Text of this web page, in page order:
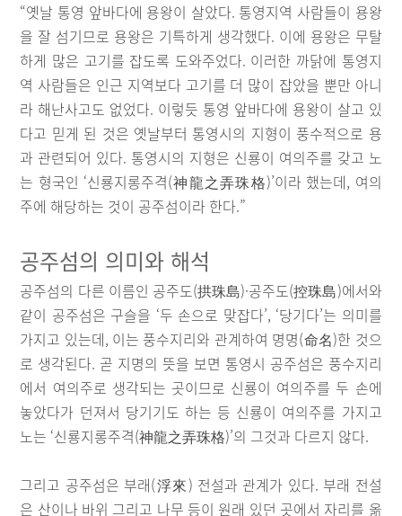
“옛날 통영 앞바다에 용왕이 살았다. 통영지역 사람들이 용왕
을 잘 섬기므로 용왕은 기특하게 생각했다. 이에 용왕은 무탈
하게 많은 고기를 잡도록 도와주었다. 이러한 까닭에 통영지
역 사람들은 인근 지역보다 고기를 더 많이 잡았을 뿐만 아니
라 해난사고도 없었다. 이렇듯 통영 앞바다에 용왕이 살고 있
다고 믿게 된 것은 옛날부터 통영시의 지형이 풍수적으로 용
과 관련되어 있다. 통영시의 지형은 신룡이 여의주를 갖고 노
는 형국인 ‘신룡지롱주격(神龍之弄珠格)’이라 했는데, 여의
주에 해당하는 것이 공주섬이라 한다.”
공주섬의 의미와 해석
공주섬의 다른 이름인 공주도(拱珠島)·공주도(控珠島)에서와
같이 공주섬은 구슬을 ‘두 손으로 맞잡다’, ‘당기다’는 의미를
가지고 있는데, 이는 풍수지리와 관계하여 명명(命名)한 것으
로 생각된다. 곧 지명의 뜻을 보면 통영시 공주섬은 풍수지리
에서 여의주로 생각되는 곳이므로 신룡이 여의주를 두 손에
놓았다가 던져서 당기기도 하는 등 신룡이 여의주를 가지고
노는 ‘신룡지롱주격(神龍之弄珠格)’의 그것과 다르지 않다.
그리고 공주섬은 부래(浮來) 전설과 관계가 있다. 부래 전설
은 산이나 바위 그리고 나무 등이 원래 있던 곳에서 자리를 옮